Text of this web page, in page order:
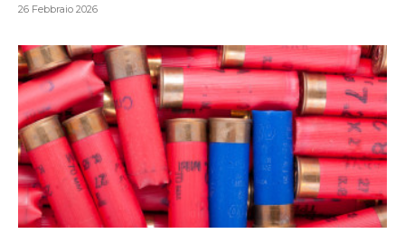
26 Febbraio 2026